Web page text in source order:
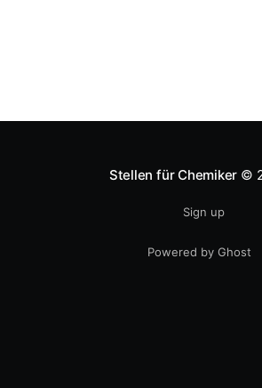
Stellen für Chemiker ©
Sign up
Powered by Ghost